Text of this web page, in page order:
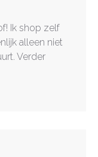
Ik shop zelf
alleen niet
Verder